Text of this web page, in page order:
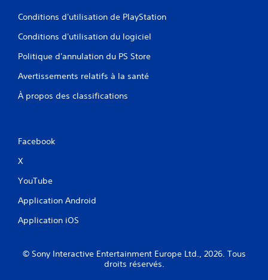
Conditions d'utilisation de PlayStation
Conditions d'utilisation du logiciel
Politique d'annulation du PS Store
Avertissements relatifs à la santé
À propos des classifications
Facebook
X
YouTube
Application Android
Application iOS
© Sony Interactive Entertainment Europe Ltd., 2026. Tous
droits réservés.